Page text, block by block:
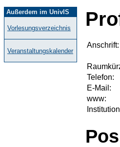
Außerdem im UnivIS
Vorlesungsverzeichnis
Veranstaltungskalender
Anschrift:
Telefon:
E-Mail:
www: